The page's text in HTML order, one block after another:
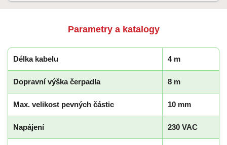
Parametry a katalogy
Délka kabelu 4 m
Dopravní výška čerpadla 8 m
Max. velikost pevných částic 10 mm
Napájení 230 VAC